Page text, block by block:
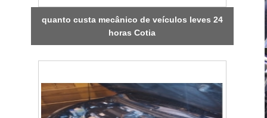
quanto custa mecânico de veículos leves 24
horas Cotia